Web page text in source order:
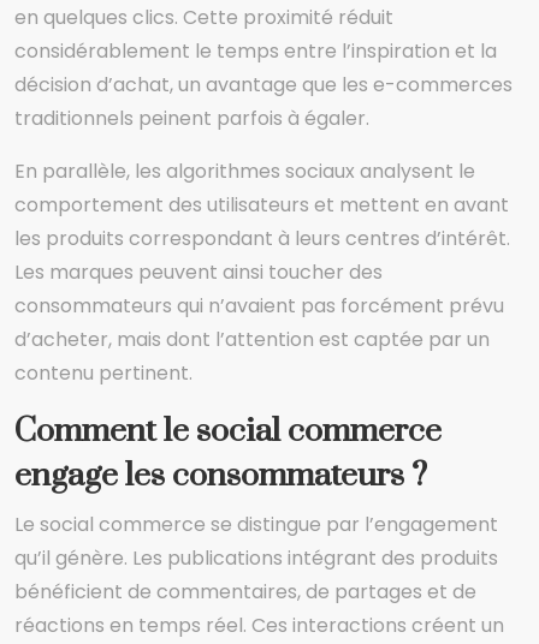
en quelques clics. Cette proximité réduit
considérablement le temps entre l’inspiration et la
décision d’achat, un avantage que les e-commerces
traditionnels peinent parfois à égaler.
En parallèle, les algorithmes sociaux analysent le
comportement des utilisateurs et mettent en avant
les produits correspondant à leurs centres d’intérêt.
Les marques peuvent ainsi toucher des
consommateurs qui n’avaient pas forcément prévu
d’acheter, mais dont l’attention est captée par un
contenu pertinent.
Comment le social commerce
engage les consommateurs ?
Le social commerce se distingue par l’engagement
qu’il génère. Les publications intégrant des produits
bénéficient de commentaires, de partages et de
réactions en temps réel. Ces interactions créent un